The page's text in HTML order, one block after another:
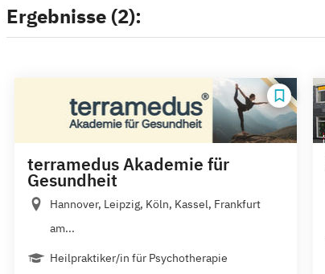
Ergebnisse (2):
terramedus Akademie für
Gesundheit
Hannover, Leipzig, Köln, Kassel, Frankfurt
am...
Heilpraktiker/in für Psychotherapie